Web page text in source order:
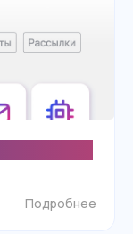
Подробнее